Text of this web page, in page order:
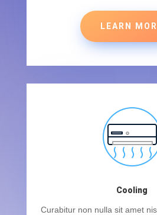
LEARN
Cooling
Curabitur non nulla sit amet